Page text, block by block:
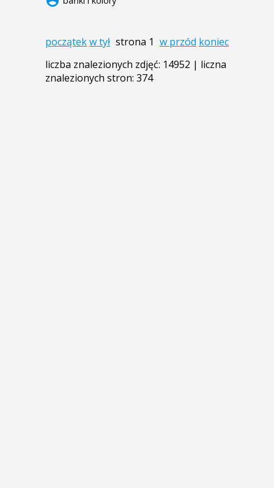
początekw tył strona 1 w przód koniec
liczba znalezionych zdjęć: 14952 | liczna
znalezionych stron: 374